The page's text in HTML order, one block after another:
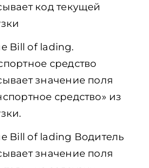
код текущей
Bill of lading.
средство
значение поля
средство» из
Bill of lading Водитель
значение поля